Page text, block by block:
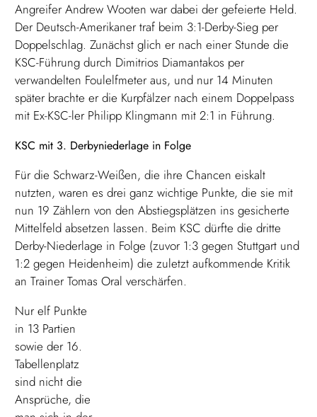
Angreifer Andrew Wooten war dabei der gefeierte Held.
Der Deutsch-Amerikaner traf beim 3:1-Derby-Sieg per
Doppelschlag. Zunächst glich er nach einer Stunde die
KSC-Führung durch Dimitrios Diamantakos per
verwandelten Foulelfmeter aus, und nur 14 Minuten
später brachte er die Kurpfälzer nach einem Doppelpass
mit Ex-KSC-ler Philipp Klingmann mit 2:1 in Führung.
KSC mit 3. Derbyniederlage in Folge
Für die Schwarz-Weißen, die ihre Chancen eiskalt
nutzten, waren es drei ganz wichtige Punkte, die sie mit
nun 19 Zählern von den Abstiegsplätzen ins gesicherte
Mittelfeld absetzen lassen. Beim KSC dürfte die dritte
Derby-Niederlage in Folge (zuvor 1:3 gegen Stuttgart und
1:2 gegen Heidenheim) die zuletzt aufkommende Kritik
an Trainer Tomas Oral verschärfen.
Nur elf Punkte
in 13 Partien
sowie der 16.
Tabellenplatz
sind nicht die
Ansprüche, die